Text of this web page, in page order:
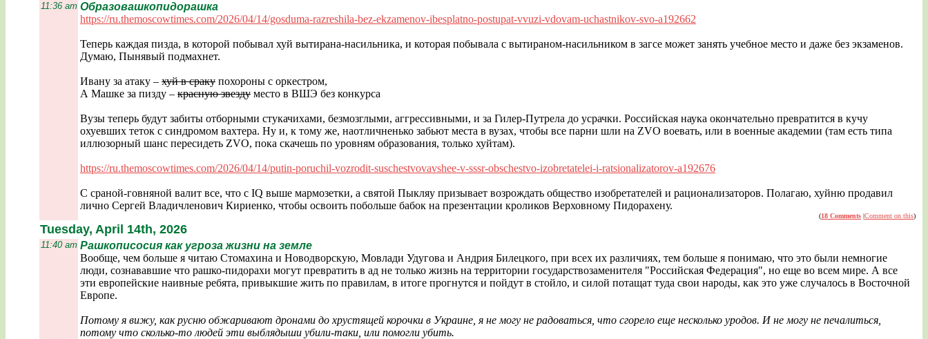
11:36 am Образовашкопидорашка
https://ru.themoscowtimes.com/2026/04/14/gosduma-razreshila-bez-ekzamenov-ibesplatno-postupat-vvuzi-vdovam-uchastnikov-svo-a192662
Теперь каждая пизда, в которой побывал хуй вытирана-насильника, и которая побывала с вытираном-насильником в загсе может занять учебное место и даже без экзаменов.
Думаю, Пынявый подмахнет.
Ивану за атаку – хуй в сраку похороны с оркестром,
А Машке за пизду – красную звезду место в ВШЭ без конкурса
Вузы теперь будут забиты отборными стукачихами, безмозглыми, аггрессивными, и за Гилер-Путрела до усрачки. Российская наука окончательно превратится в кучу
охуевших теток с синдромом вахтера. Ну и, к тому же, наотличненько забьют места в вузах, чтобы все парни шли на ZVO воевать, или в военные академии (там есть типа
иллюзорный шанс пересидеть ZVO, пока скачешь по уровням образования, только хуйтам).
https://ru.themoscowtimes.com/2026/04/14/putin-poruchil-vozrodit-suschestvovavshee-v-sssr-obschestvo-izobretatelei-i-ratsionalizatorov-a192676
С сраной-говняной валит все, что с IQ выше мармозетки, а святой Пыкляу призывает возрождать общество изобретателей и рационализаторов. Полагаю, хуйню продавил
лично Сергей Владичленович Кириенко, чтобы освоить побольше бабок на презентации кроликов Верховному Пидорахену.
(18 Comments |Comment on this)
Tuesday, April 14th, 2026
11:40 am Рашкописосия как угроза жизни на земле
Вообще, чем больше я читаю Стомахина и Новодворскую, Мовлади Удугова и Андрия Билецкого, при всех их различиях, тем больше я понимаю, что это были немногие
люди, сознававшие что рашко-пидорахи могут превратить в ад не только жизнь на территории государствозаменителя "Российская Федерация", но еще во всем мире. А все
эти европейские наивные ребята, привыкшие жить по правилам, в итоге прогнутся и пойдут в стойло, и силой потащат туда свои народы, как это уже случалось в Восточной
Европе.
Потому я вижу, как русню обжаривают дронами до хрустящей корочки в Украине, я не могу не радоваться, что сгорело еще несколько уродов. И не могу не печалиться,
потому что сколько-то людей эти выблядыши убили-таки, или помогли убить.